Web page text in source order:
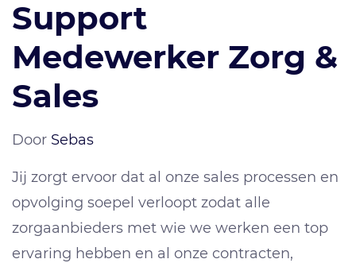
Support
Medewerker Zorg &
Sales
Door Sebas
Jij zorgt ervoor dat al onze sales processen en
opvolging soepel verloopt zodat alle
zorgaanbieders met wie we werken een top
ervaring hebben en al onze contracten,